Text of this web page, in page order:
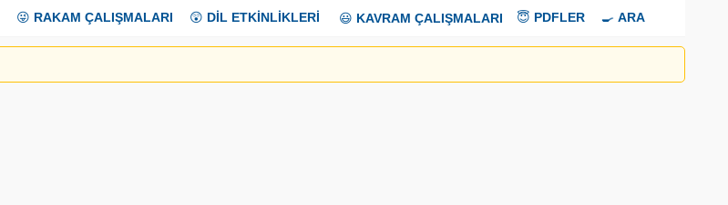
😜 RAKAM ÇALIŞMALARI 😲 DİL ETKİNLİKLERİ 😃 KAVRAM ÇALIŞMALARI 😇 PDFLER 🍳 ARA